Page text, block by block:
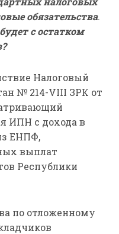
обязательства.
с остатком
Налоговый
№ 214-VIII ЗРК от
ИПН с дохода в
ЕНПФ,
выплат
Республики
по отложенному